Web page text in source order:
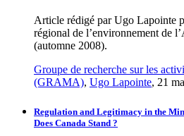
Article rédigé par Ugo Lapointe
régional de l’environnement de
(automne 2008).
Groupe de recherche sur les
(GRAMA), Ugo Lapointe, 21
Regulation and Legitimacy in the
Does Canada Stand ?